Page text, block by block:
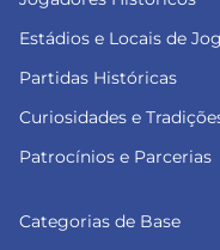
Estádios e Locais de
Partidas Históricas
Curiosidades e
Patrocínios e Parcerias
Categorias de Base